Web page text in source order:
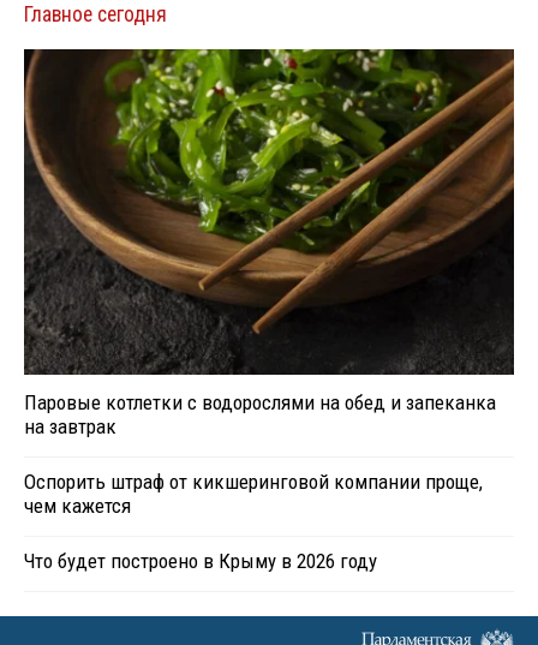
Главное сегодня
Паровые котлетки с водорослями на обед и запеканка
на завтрак
Оспорить штраф от кикшеринговой компании проще,
чем кажется
Что будет построено в Крыму в 2026 году